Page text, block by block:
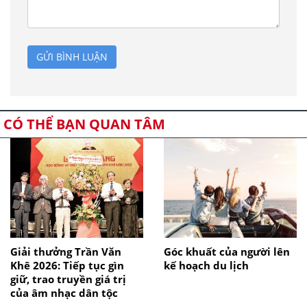
GỬI BÌNH LUẬN
CÓ THỂ BẠN QUAN TÂM
Giải thưởng Trần Văn
Khê 2026: Tiếp tục gìn
giữ, trao truyền giá trị
của âm nhạc dân tộc
Góc khuất của người lên
kế hoạch du lịch